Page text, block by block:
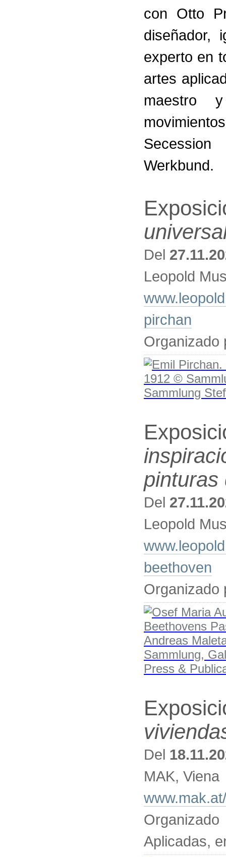
con Otto
diseñador,
experto en
artes
maestro
Werkbund.
Del
Leopold
pirchan
Organizado
pinturas
Del
Leopold
beethoven
Organizado
Del
MAK, Viena
Aplicadas,